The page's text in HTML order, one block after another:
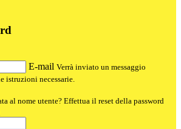
E-mail Verrà inviato un messaggio
istruzioni necessarie.
al nome utente? Effettua il reset della password